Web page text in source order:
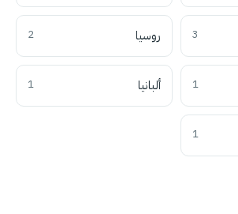
3 روسيا 2
1 ألبانيا 1
1